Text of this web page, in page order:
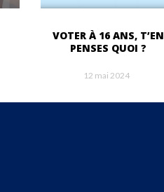
VOTER À 16 ANS, T’EN
PENSES QUOI ?
12 mai 2024